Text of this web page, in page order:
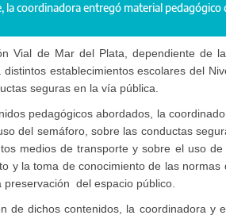
El grupo de estudiantes se acercó a los
Vial de Mar del Plata, dependiente de
distintos establecimientos escolares del
seguras en la vía pública.
pedagógicos abordados, la
del semáforo, sobre las conductas
medios de transporte y sobre el uso
y la toma de conocimiento de las
preservación del espacio público.
de dichos contenidos, la coordinadora y